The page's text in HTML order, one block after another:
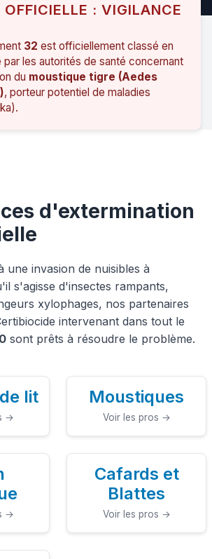
OFFICIELLE : VIGILANCE
32 est officiellement classé en
par les autorités de santé concernant
du moustique tigre (Aedes
, porteur potentiel de maladies
d'extermination
une invasion de nuisibles à
s'agisse d'insectes rampants,
xylophages, nos partenaires
intervenant dans tout le
sont prêts à résoudre le problème.
lit
→
Moustiques
Voir les pros →
→
Cafards et
Blattes
Voir les pros →